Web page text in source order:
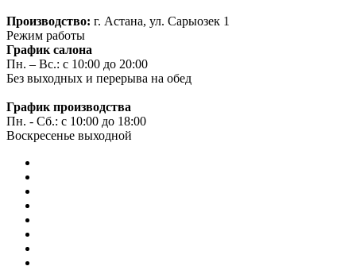
Производство: г. Астана, ул. Сарыозек 1
Режим работы
График салона
Пн. – Вс.: с 10:00 до 20:00
Без выходных и перерыва на обед
График производства
Пн. - Сб.: с 10:00 до 18:00
Воскресенье выходной